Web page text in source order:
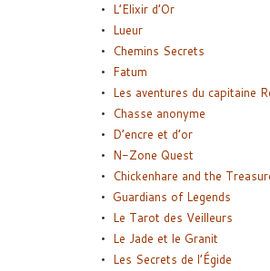
L’Elixir d’Or
Lueur
Chemins Secrets
Fatum
Les aventures du capitaine
Chasse anonyme
D’encre et d’or
N-Zone Quest
Chickenhare and the
Guardians of Legends
Le Tarot des Veilleurs
Le Jade et le Granit
Les Secrets de l’Égide